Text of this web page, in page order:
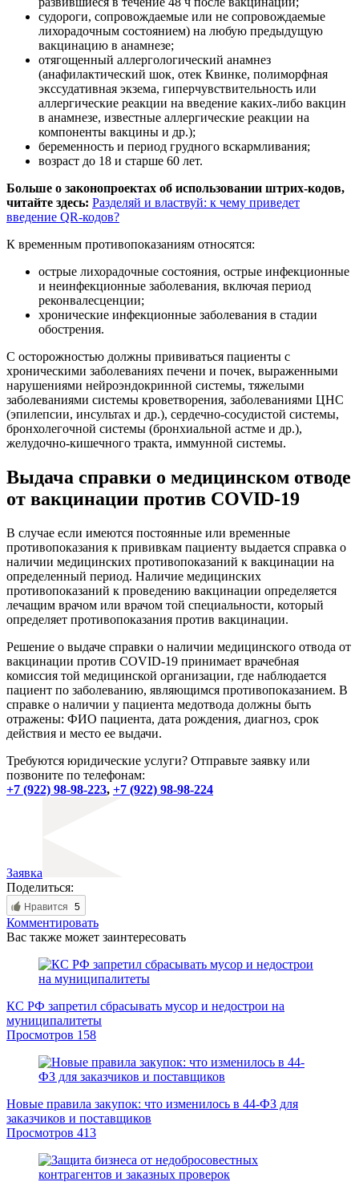
судороги, сопровождаемые или не сопровождаемые
лихорадочным состоянием) на любую предыдущую
вакцинацию в анамнезе;
отягощенный аллергологический анамнез
(анафилактический шок, отек Квинке, полиморфная
экссудативная экзема, гиперчувствительность или
аллергические реакции на введение каких-либо вакцин
в анамнезе, известные аллергические реакции на
компоненты вакцины и др.);
беременность и период грудного вскармливания;
возраст до 18 и старше 60 лет.
Больше о законопроектах об использовании штрих-кодов,
читайте здесь: Разделяй и властвуй: к чему приведет
введение QR-кодов?
К временным противопоказаниям относятся:
острые лихорадочные состояния, острые инфекционные
и неинфекционные заболевания, включая период
реконвалесценции;
хронические инфекционные заболевания в стадии
обострения.
С осторожностью должны прививаться пациенты с
хроническими заболеваниях печени и почек, выраженными
нарушениями нейроэндокринной системы, тяжелыми
заболеваниями системы кроветворения, заболеваниями ЦНС
(эпилепсии, инсультах и др.), сердечно-сосудистой системы,
бронхолегочной системы (бронхиальной астме и др.),
желудочно-кишечного тракта, иммунной системы.
Выдача справки о медицинском отводе
от вакцинации против COVID-19
В случае если имеются постоянные или временные
противопоказания к прививкам пациенту выдается справка о
наличии медицинских противопоказаний к вакцинации на
определенный период. Наличие медицинских
противопоказаний к проведению вакцинации определяется
лечащим врачом или врачом той специальности, который
определяет противопоказания против вакцинации.
Решение о выдаче справки о наличии медицинского отвода от
вакцинации против COVID-19 принимает врачебная
комиссия той медицинской организации, где наблюдается
пациент по заболеванию, являющимся противопоказанием. В
справке о наличии у пациента медотвода должны быть
отражены: ФИО пациента, дата рождения, диагноз, срок
действия и место ее выдачи.
Требуются юридические услуги? Отправьте заявку или
позвоните по телефонам:
+7 (922) 98-98-223, +7 (922) 98-98-224
Заявка
Поделиться:
Нравится 5
Комментировать
Вас также может заинтересовать
КС РФ запретил сбрасывать мусор и недострои на
муниципалитеты
Просмотров 158
Новые правила закупок: что изменилось в 44-ФЗ для
заказчиков и поставщиков
Просмотров 413